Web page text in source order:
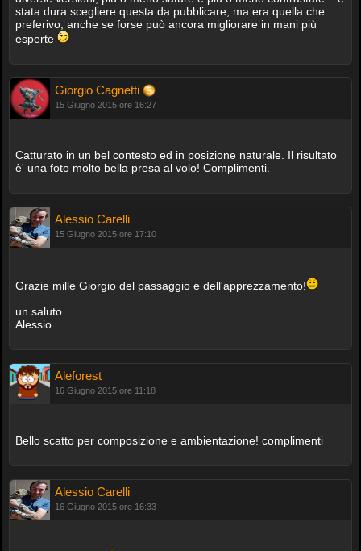
stata dura scegliere questa da pubblicare, ma era quella che
preferivo, anche se forse può ancora migliorare in mani più
esperte
Giorgio Cagnetti
15 Giugno 2015 ore 16:27
Catturato in un bel contesto ed in posizione naturale. Il risultato
è' una foto molto bella presa al volo! Complimenti.
Alessio Carelli
15 Giugno 2015 ore 17:10
Grazie mille Giorgio del passaggio e dell'apprezzamento!
un saluto
Alessio
Aleforest
16 Giugno 2015 ore 11:18
Bello scatto per composizione e ambientazione! complimenti
Alessio Carelli
16 Giugno 2015 ore 16:33